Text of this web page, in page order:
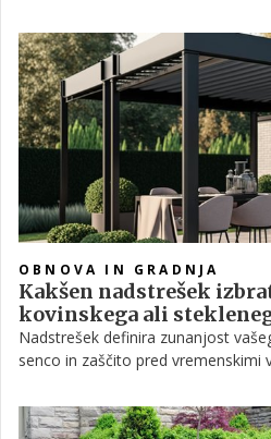
sporu s svojimi sosedi, ki jim
najbolj po godu.
OBNOVA IN GRADNJA
Kakšen nadstrešek
kovinskega ali
Nadstrešek definira zunanjost
senco in zaščito pred vremenskimi
izbiri, čeprav v zadnjem času